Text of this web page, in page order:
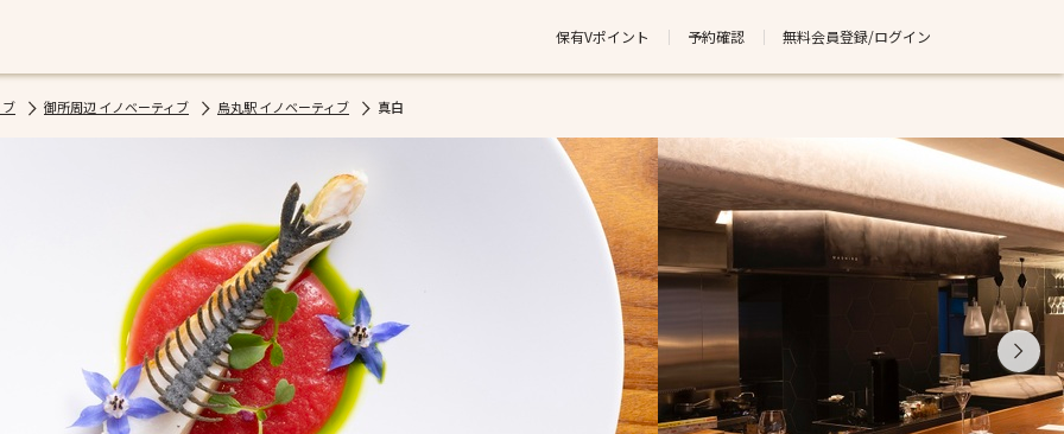
保有Vポイント 予約確認 無料会員登録/ログイン
御所周辺 イノベーティブ 烏丸駅 イノベーティブ 真白